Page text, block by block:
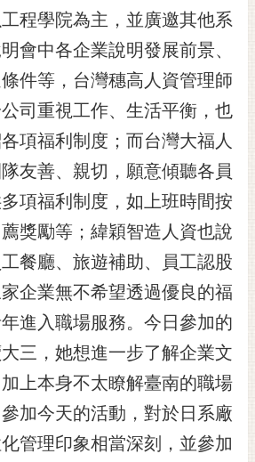
程學院為主，並廣邀其他系
會中各企業說明發展前景、
件等，台灣穗高人資管理師
司重視工作、生活平衡，也
項福利制度；而台灣大福人
友善、親切，願意傾聽各員
項福利制度，如上班時間按
獎勵等；緯穎智造人資也說
餐廳、旅遊補助、員工認股
企業無不希望透過優良的福
進入職場服務。今日參加的
三，她想進一步了解企業文
上本身不太瞭解臺南的職場
加今天的活動，對於日系廠
管理印象相當深刻，並參加